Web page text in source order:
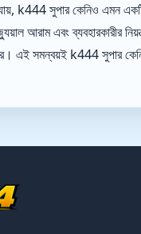
k444 সুপার কেনিও এমন
আরাম এবং ব্যবহারকারীর
এই সমন্বয়ই k444 সুপার